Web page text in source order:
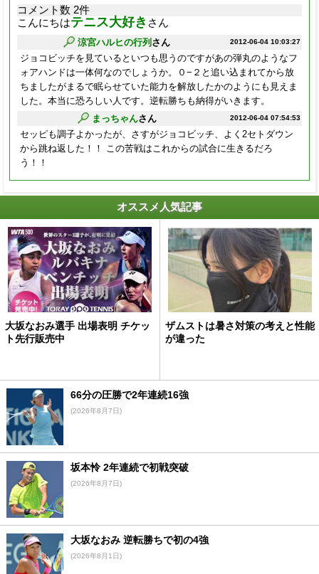
コメント数 2件
こんにちはテニス大好き さん
2012-06-04 10:03:27
涼宮ハルヒの行列 さん
ジョコビッチを見ているといつも思うのですがあの弾丸のようなフ
ォアハンドは一体何なのでしょうか。０−２と追い込まれてから放
ちましたがまるで眠らせていた能力を解放したかのようにも見えま
した。本当に恐ろしい人です。逆転勝ちも納得がいきます。
2012-06-04 07:54:53
まっちゃんさん
セッピも調子よかったが、さすがジョコビッチ、よく2セトダウン
から跳ね返した！！ この苦戦はこれからの試合に生きるだろ
う！！
オススメ人気記事
大坂なおみ選手 出場表明 チケッ
ト先行販売中
ザムストは暑さ対策の考えと性能
が違った
66分の圧勝で2年連続16強
(2026年8月7日)
坂本怜 2年連続で初戦突破
(2026年8月7日)
大坂なおみ 逆転勝ちで初の4強
(2026年8月1日)